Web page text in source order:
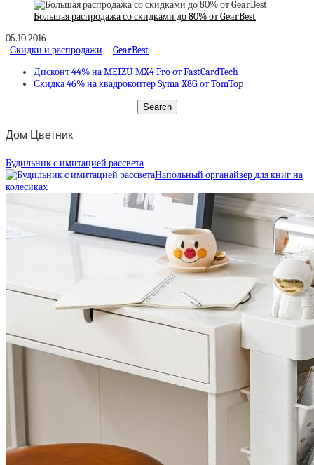
Большая распродажа со скидками до 80% от GearBest
05.10.2016
Скидки и распродажи
GearBest
Дисконт 44% на MEIZU MX4 Pro от FastCardTech
Скидка 46% на квадрокоптер Syma X8G от TomTop
Дом Цветник
Будильник с имитацией рассвета
Напольный органайзер для книг на
колесиках